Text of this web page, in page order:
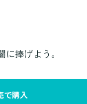
に捧げよう。
で購入